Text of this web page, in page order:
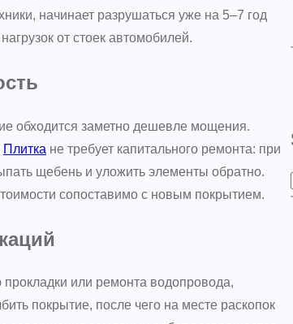
начинает разрушаться уже на 5–7 год
от стоек автомобилей.
обходится заметно дешевле мощения.
Плитка не требует капитального ремонта: при
щебень и уложить элементы обратно.
сопоставимо с новым покрытием.
или ремонта водопровода,
покрытие, после чего на месте раскопок